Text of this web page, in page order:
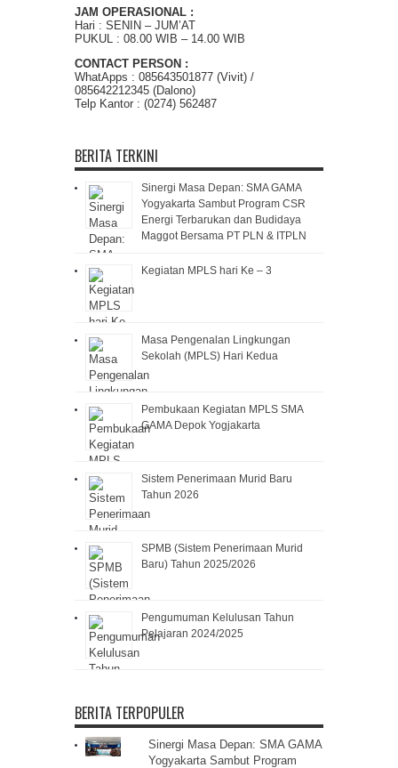
JAM OPERASIONAL :
Hari : SENIN – JUM’AT
PUKUL : 08.00 WIB – 14.00 WIB
CONTACT PERSON :
WhatApps : 085643501877 (Vivit) /
085642212345 (Dalono)
Telp Kantor : (0274) 562487
BERITA TERKINI
Sinergi Masa Depan: SMA GAMA
Yogyakarta Sambut Program CSR
Energi Terbarukan dan Budidaya
Maggot Bersama PT PLN & ITPLN
Kegiatan MPLS hari Ke – 3
Masa Pengenalan Lingkungan
Sekolah (MPLS) Hari Kedua
Pembukaan Kegiatan MPLS SMA
GAMA Depok Yogjakarta
Sistem Penerimaan Murid Baru
Tahun 2026
SPMB (Sistem Penerimaan Murid
Baru) Tahun 2025/2026
Pengumuman Kelulusan Tahun
Pelajaran 2024/2025
BERITA TERPOPULER
Sinergi Masa Depan: SMA GAMA
Yogyakarta Sambut Program